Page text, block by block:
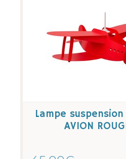
Lampe
AVION